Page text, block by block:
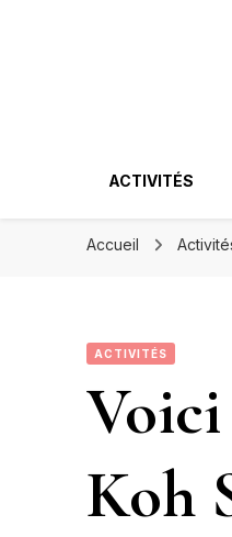
ACTIVITÉS
Accueil
ACTIVITÉS
Voici
Koh